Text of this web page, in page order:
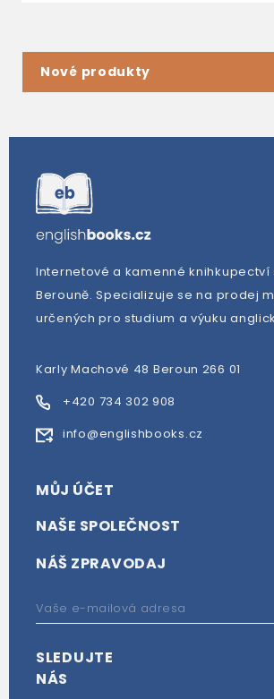
Nové produkty
Internetové a kamenné knihkupectví
Berouně. Specializuje se na prodej
určených pro studium a výuku
Karly Machové 48 Beroun 266 01
+420 734 302 908
info@englishbooks.cz
MŮJ ÚČET
NAŠE SPOLEČNOST
NÁŠ ZPRAVODAJ
SLEDUJTE
NÁS